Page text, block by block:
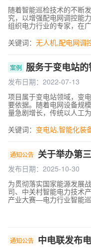
随着智能巡检技术的不断
究，以增强配电网调控能
组织电力行业的专家，在
于电力行业无人机应用的
全等领域应用的典型案例
关键词： 无人机,配电网调
案例 服务于变电站
发布日期：2022-07-13
项目属于变电站领域，变
要依据。随着电网设备规
量急剧增长，传统以人工
全景化、智能化和精益化
行科研攻关，开展基于图
关键词： 变电站,智能化装
通知公告 关于举办第
发布日期：2025-10-30
为贯彻落实国家能源发展
司、中关村智能电力技术产业联盟智能巡检专委会、EPTC
产业大赛—电力行业智能
通知公告 中电联发布